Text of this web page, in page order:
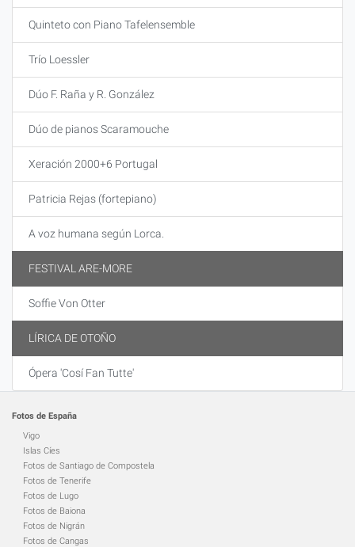
Quinteto con Piano Tafelensemble
Trío Loessler
Dúo F. Raña y R. González
Dúo de pianos Scaramouche
Xeración 2000+6 Portugal
Patricia Rejas (fortepiano)
A voz humana según Lorca.
FESTIVAL ARE-MORE
Soffie Von Otter
LÍRICA DE OTOÑO
Ópera 'Cosí Fan Tutte'
Fotos de España
Vigo
Islas Cíes
Fotos de Santiago de Compostela
Fotos de Tenerife
Fotos de Lugo
Fotos de Baiona
Fotos de Nigrán
Fotos de Cangas